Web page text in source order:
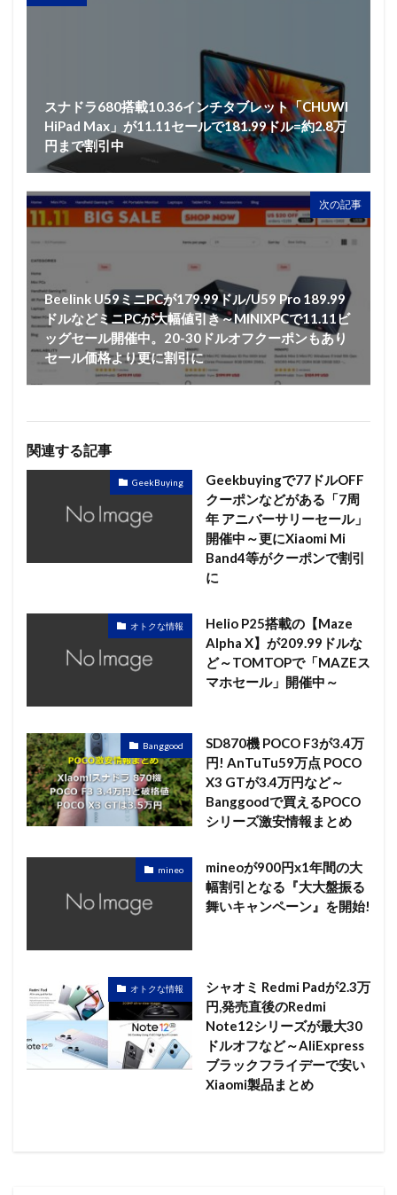
スナドラ680搭載10.36インチタブレット「CHUWI
HiPad Max」が11.11セールで181.99ドル=約2.8万
円まで割引中
次の記事
Beelink U59ミニPCが179.99ドル/U59 Pro 189.99
ドルなどミニPCが大幅値引き～MINIXPCで11.11ビ
ッグセール開催中。20-30ドルオフクーポンもあり
セール価格より更に割引に
関連する記事
GeekBuying
Geekbuyingで77ドルOFF
クーポンなどがある「7周
年 アニバーサリーセール」
開催中～更にXiaomi Mi
Band4等がクーポンで割引
に
オトクな情報
Helio P25搭載の【Maze
Alpha X】が209.99ドルな
ど～TOMTOPで「MAZEス
マホセール」開催中～
Banggood
SD870機 POCO F3が3.4万
円! AnTuTu59万点 POCO
X3 GTが3.4万円など～
Banggoodで買えるPOCO
シリーズ激安情報まとめ
mineo
mineoが900円x1年間の大
幅割引となる『大大盤振る
舞いキャンペーン』を開始!
オトクな情報
シャオミ Redmi Padが2.3万
円,発売直後のRedmi
Note12シリーズが最大30
ドルオフなど～AliExpress
ブラックフライデーで安い
Xiaomi製品まとめ